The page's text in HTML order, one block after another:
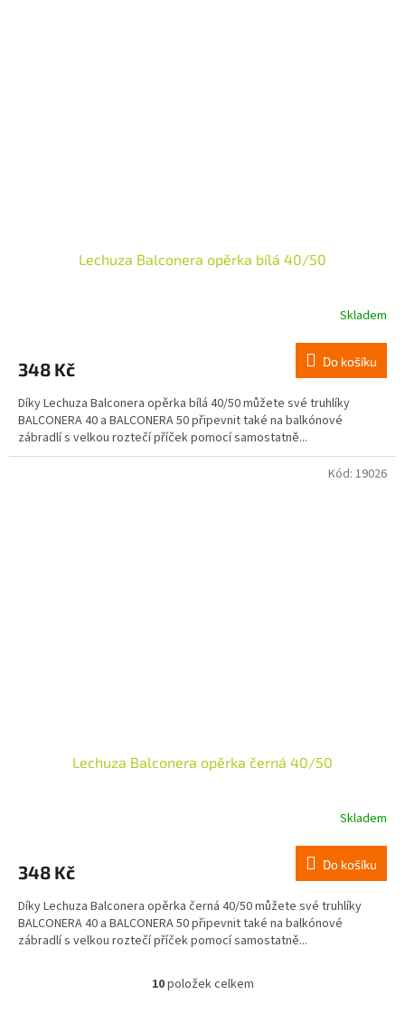
Lechuza Balconera opěrka bílá 40/50
Skladem
348 Kč Do košíku
Díky Lechuza Balconera opěrka bílá 40/50 můžete své truhlíky
BALCONERA 40 a BALCONERA 50 připevnit také na balkónové
zábradlí s velkou roztečí příček pomocí samostatně...
Lechuza Balconera opěrka černá 40/50
Skladem
348 Kč Do košíku
Díky Lechuza Balconera opěrka černá 40/50 můžete své truhlíky
BALCONERA 40 a BALCONERA 50 připevnit také na balkónové
zábradlí s velkou roztečí příček pomocí samostatně...
Kód: 19026
O
10položek celkem